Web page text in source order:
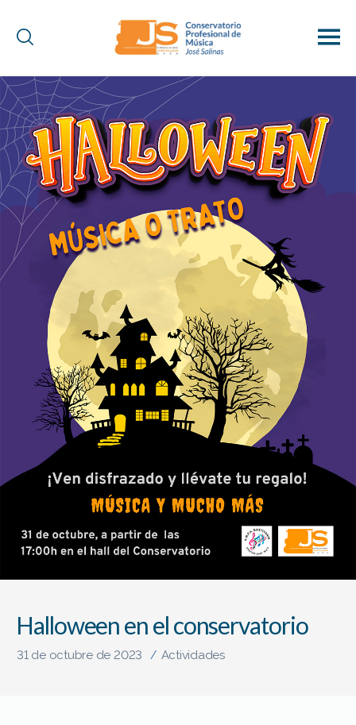
Profesional
de
Música
"José
Salinas"
(Baza)
Halloween en el conservatorio
31 de octubre de 2023 / Actividades